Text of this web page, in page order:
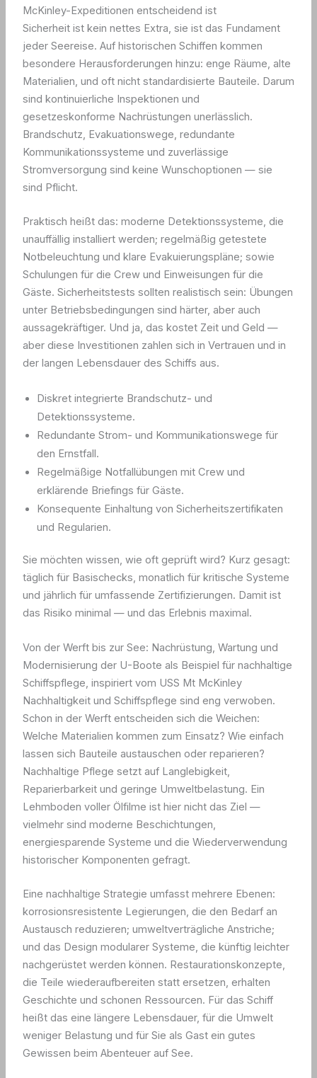
McKinley-Expeditionen entscheidend ist
Sicherheit ist kein nettes Extra, sie ist das Fundament
jeder Seereise. Auf historischen Schiffen kommen
besondere Herausforderungen hinzu: enge Räume, alte
Materialien, und oft nicht standardisierte Bauteile. Darum
sind kontinuierliche Inspektionen und
gesetzeskonforme Nachrüstungen unerlässlich.
Brandschutz, Evakuationswege, redundante
Kommunikationssysteme und zuverlässige
Stromversorgung sind keine Wunschoptionen — sie
sind Pflicht.
Praktisch heißt das: moderne Detektionssysteme, die
unauffällig installiert werden; regelmäßig getestete
Notbeleuchtung und klare Evakuierungspläne; sowie
Schulungen für die Crew und Einweisungen für die
Gäste. Sicherheitstests sollten realistisch sein: Übungen
unter Betriebsbedingungen sind härter, aber auch
aussagekräftiger. Und ja, das kostet Zeit und Geld —
aber diese Investitionen zahlen sich in Vertrauen und in
der langen Lebensdauer des Schiffs aus.
Diskret integrierte Brandschutz- und
Detektionssysteme.
Redundante Strom- und Kommunikationswege für
den Ernstfall.
Regelmäßige Notfallübungen mit Crew und
erklärende Briefings für Gäste.
Konsequente Einhaltung von Sicherheitszertifikaten
und Regularien.
Sie möchten wissen, wie oft geprüft wird? Kurz gesagt:
täglich für Basischecks, monatlich für kritische Systeme
und jährlich für umfassende Zertifizierungen. Damit ist
das Risiko minimal — und das Erlebnis maximal.
Von der Werft bis zur See: Nachrüstung, Wartung und
Modernisierung der U-Boote als Beispiel für nachhaltige
Schiffspflege, inspiriert vom USS Mt McKinley
Nachhaltigkeit und Schiffspflege sind eng verwoben.
Schon in der Werft entscheiden sich die Weichen:
Welche Materialien kommen zum Einsatz? Wie einfach
lassen sich Bauteile austauschen oder reparieren?
Nachhaltige Pflege setzt auf Langlebigkeit,
Reparierbarkeit und geringe Umweltbelastung. Ein
Lehmboden voller Ölfilme ist hier nicht das Ziel —
vielmehr sind moderne Beschichtungen,
energiesparende Systeme und die Wiederverwendung
historischer Komponenten gefragt.
Eine nachhaltige Strategie umfasst mehrere Ebenen:
korrosionsresistente Legierungen, die den Bedarf an
Austausch reduzieren; umweltverträgliche Anstriche;
und das Design modularer Systeme, die künftig leichter
nachgerüstet werden können. Restaurationskonzepte,
die Teile wiederaufbereiten statt ersetzen, erhalten
Geschichte und schonen Ressourcen. Für das Schiff
heißt das eine längere Lebensdauer, für die Umwelt
weniger Belastung und für Sie als Gast ein gutes
Gewissen beim Abenteuer auf See.